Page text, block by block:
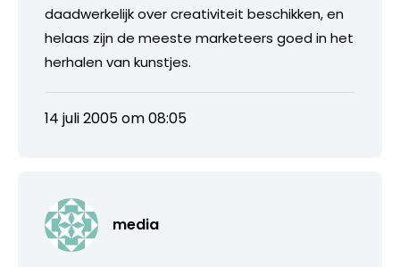
daadwerkelijk over creativiteit beschikken, en
helaas zijn de meeste marketeers goed in het
herhalen van kunstjes.
14 juli 2005 om 08:05
media